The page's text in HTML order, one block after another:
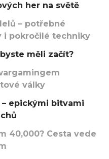
her na světě
– potřebné
i pokročilé techniky
měli začít?
války
epickými bitvami
40,000? Cesta vede